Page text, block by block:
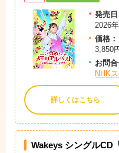
発売日
2026
価格：
3,850
お問合
NHK
詳しくはこちら
Wakeys シングルCD